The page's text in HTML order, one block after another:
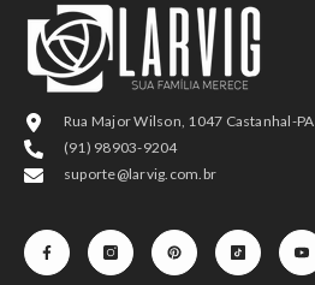
Rua Major Wilson, 1047 Castanhal-PA
(91) 98903-9204
suporte@larvig.com.br